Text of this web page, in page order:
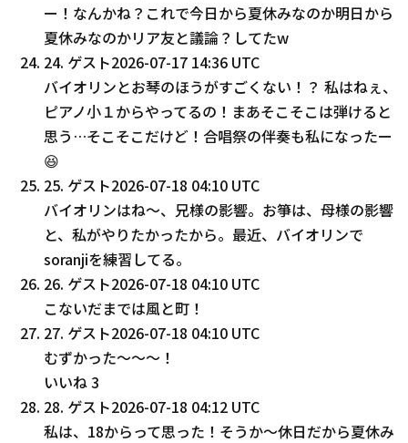
ー！なんかね？これで今日から夏休みなのか明日から
夏休みなのかリア友と議論？してたw
24. ゲスト2026-07-17 14:36 UTC
バイオリンとお琴のほうがすごくない！？ 私はねぇ、
ピアノ小１からやってるの！まあそこそこは弾けると
思う…そこそこだけど！合唱祭の伴奏も私になったー
😆
25. ゲスト2026-07-18 04:10 UTC
バイオリンはね～、兄様の影響。お箏は、母様の影響
と、私がやりたかったから。最近、バイオリンで
soranjiを練習してる。
26. ゲスト2026-07-18 04:10 UTC
こないだまでは風と町！
27. ゲスト2026-07-18 04:10 UTC
むずかった～～～！
いいね3
28. ゲスト2026-07-18 04:12 UTC
私は、18からって思った！そうか～休日だから夏休み